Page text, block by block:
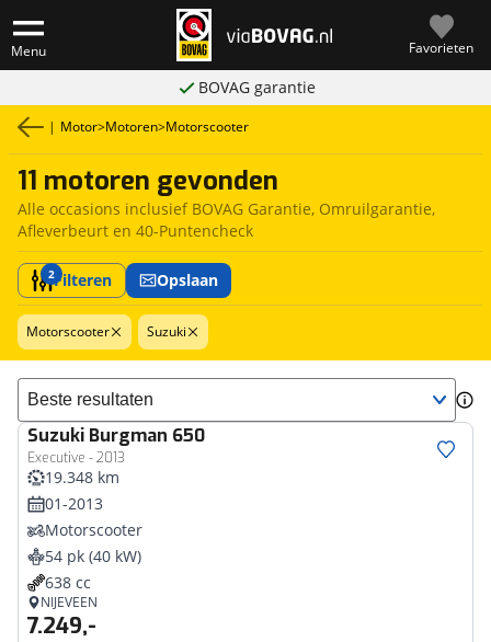
Menu Favorieten
BOVAG garantie
| Motor>Motoren>Motorscooter
11 motoren gevonden
Alle occasions inclusief BOVAG Garantie, Omruilgarantie,
Afleverbeurt en 40-Puntencheck
2Filteren Opslaan
Motorscooter Suzuki
Sorteer resultaten
Suzuki Burgman 650
Executive - 2013
19.348 km
01-2013
Motorscooter
54 pk (40 kW)
638 cc
NIJEVEEN
7.249,-